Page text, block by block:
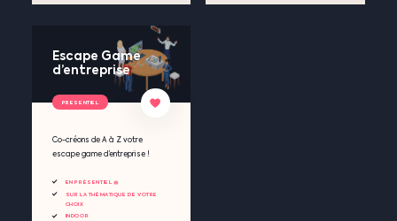
Escape Game
d’entreprise
Co-créons de A à Z votre
escape game d’entreprise !
EN PRÉSENTIEL 🧺
SUR LA THÉMATIQUE DE VOTRE
CHOIX
INDOOR
PRESENTIEL